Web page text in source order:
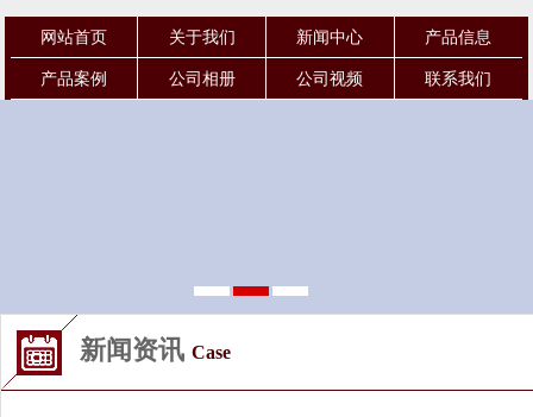
网站首页 关于我们 新闻中心 产品信息
产品案例 公司相册 公司视频 联系我们
新闻资讯 Case